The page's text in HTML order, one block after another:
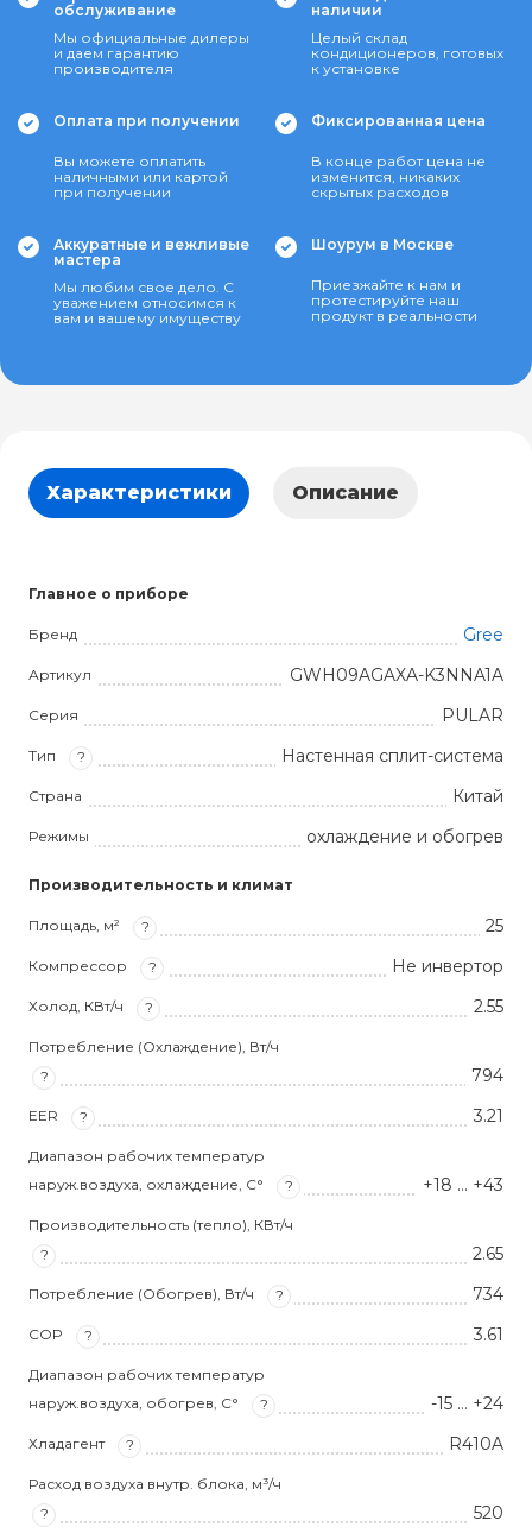
обслуживание
Мы официальные дилеры
и даем гарантию
производителя
наличии
Целый склад
кондиционеров, готовых
к установке
Оплата при получении
Вы можете оплатить
наличными или картой
при получении
Фиксированная цена
В конце работ цена не
изменится, никаких
скрытых расходов
Аккуратные и вежливые
мастера
Мы любим свое дело. С
уважением относимся к
вам и вашему имуществу
Шоурум в Москве
Приезжайте к нам и
протестируйте наш
продукт в реальности
Характеристики Описание
Главное о приборе
Бренд Gree
Артикул GWH09AGAXA-K3NNA1A
Серия PULAR
Тип ? Настенная сплит-система
Страна Китай
Режимы охлаждение и обогрев
Производительность и климат
Площадь, м² ? 25
Компрессор ? Не инвертор
Холод, КВт/ч ? 2.55
Потребление (Охлаждение), Вт/ч
?
794
EER ? 3.21
Диапазон рабочих температур
наруж.воздуха, охлаждение, С°
? +18 … +43
Производительность (тепло), КВт/ч
?
2.65
Потребление (Обогрев), Вт/ч ? 734
COP ? 3.61
Диапазон рабочих температур
наруж.воздуха, обогрев, С°
? -15 … +24
Хладагент ? R410A
Расход воздуха внутр. блока, м³/ч
?
520